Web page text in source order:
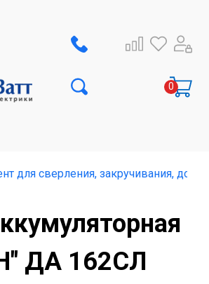
для сверления, закручивания,
ДА 162СЛ